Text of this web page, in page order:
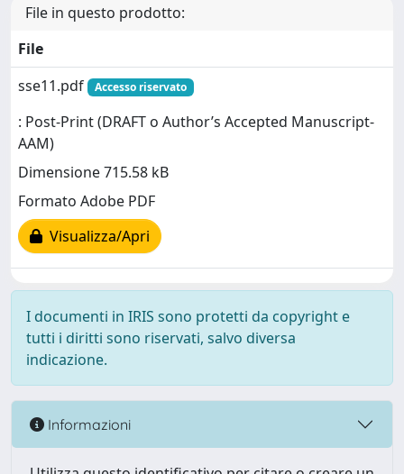
File in questo prodotto:
File
sse11.pdf
Accesso riservato
: Post-Print (DRAFT o Author’s Accepted Manuscript-
AAM)
Dimensione 715.58 kB
Formato Adobe PDF
Visualizza/Apri
I documenti in IRIS sono protetti da copyright e
tutti i diritti sono riservati, salvo diversa
indicazione.
Informazioni